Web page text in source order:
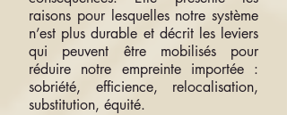
raisons pour lesquelles notre système
n’est plus durable et décrit les leviers
qui peuvent être mobilisés pour
réduire notre empreinte importée :
sobriété, efficience, relocalisation,
substitution, équité.